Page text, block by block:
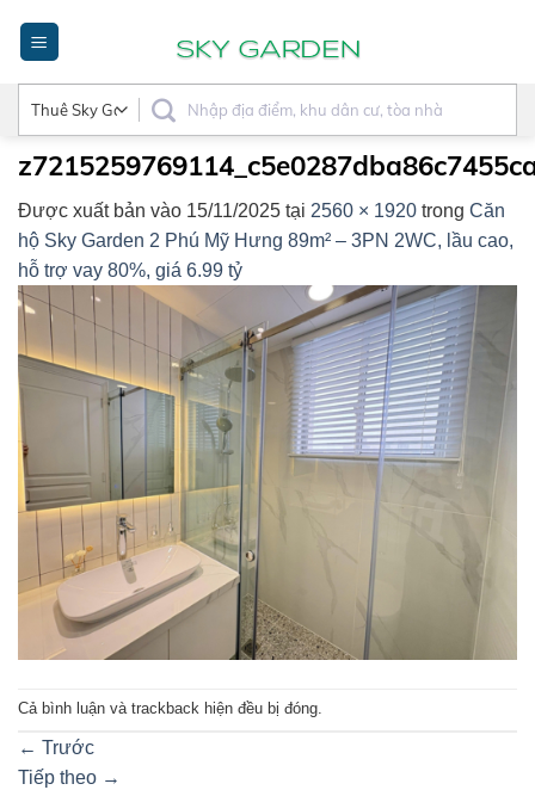
dung
Được xuất bản vào 15/11/2025 tại 2560 × 1920 trong Căn
hộ Sky Garden 2 Phú Mỹ Hưng 89m² – 3PN 2WC, lầu cao,
hỗ trợ vay 80%, giá 6.99 tỷ
Cả bình luận và trackback hiện đều bị đóng.
← Trước
Tiếp theo →